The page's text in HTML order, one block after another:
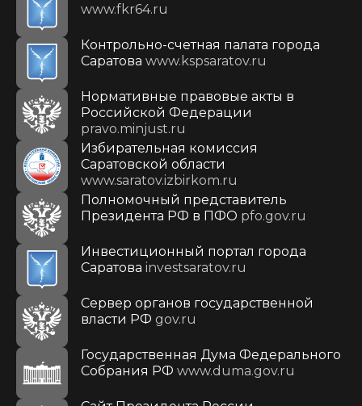
www.fkr64.ru
Контрольно-счетная палата города
Саратова www.kspsaratov.ru
Нормативные правовые акты в
Российской Федерации
pravo.minjust.ru
Избирательная комиссия
Саратовской области
www.saratov.izbirkom.ru
Полномочный представитель
Президента РФ в ПФО pfo.gov.ru
Инвестиционный портал города
Саратова investsaratov.ru
Сервер органов государственной
власти РФ gov.ru
Государственная Дума Федерального
Собрания РФ www.duma.gov.ru